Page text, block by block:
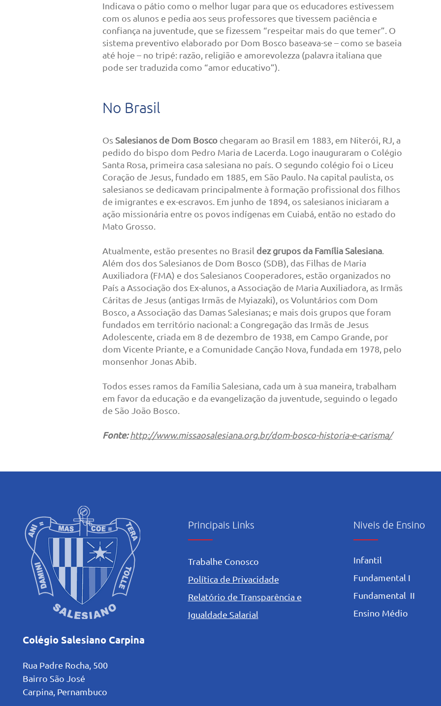
Indicava o pátio como o melhor lugar para que os educadores estivessem
com os alunos e pedia aos seus professores que tivessem paciência e
confiança na juventude, que se fizessem “respeitar mais do que temer”. O
sistema preventivo elaborado por Dom Bosco baseava-se – como se baseia
até hoje – no tripé: razão, religião e amorevolezza (palavra italiana que
pode ser traduzida como “amor educativo”).
No Brasil
Os Salesianos de Dom Bosco chegaram ao Brasil em 1883, em Niterói, RJ, a
pedido do bispo dom Pedro Maria de Lacerda. Logo inauguraram o Colégio
Santa Rosa, primeira casa salesiana no país. O segundo colégio foi o Liceu
Coração de Jesus, fundado em 1885, em São Paulo. Na capital paulista, os
salesianos se dedicavam principalmente à formação profissional dos filhos
de imigrantes e ex-escravos. Em junho de 1894, os salesianos iniciaram a
ação missionária entre os povos indígenas em Cuiabá, então no estado do
Mato Grosso.
Atualmente, estão presentes no Brasil dez grupos da Família Salesiana
Além dos dos Salesianos de Dom Bosco (SDB), das Filhas de Maria
Auxiliadora (FMA) e dos Salesianos Cooperadores, estão organizados no
País a Associação dos Ex-alunos, a Associação de Maria Auxiliadora, as Irmãs
Cáritas de Jesus (antigas Irmãs de Myiazaki), os Voluntários com Dom
Bosco, a Associação das Damas Salesianas; e mais dois grupos que foram
fundados em território nacional: a Congregação das Irmãs de Jesus
Adolescente, criada em 8 de dezembro de 1938, em Campo Grande, por
dom Vicente Priante, e a Comunidade Canção Nova, fundada em 1978, pelo
monsenhor Jonas Abib.
Todos esses ramos da Família Salesiana, cada um à sua maneira, trabalham
em favor da educação e da evangelização da juventude, seguindo o legado
de São João Bosco.
Fonte:http://www.missaosalesiana.org.br/dom-bosco-historia-e-carisma/
Colégio Salesiano Carpina
Rua Padre Rocha, 500
Bairro São José
Carpina, Pernambuco
Principais Links
Trabalhe Conosco
Política de Privacidade
Relatório de Transparência e
Igualdade Salarial
Niveis de Ensino
Infantil
Fundamental I
Fundamental II
Ensino Médio